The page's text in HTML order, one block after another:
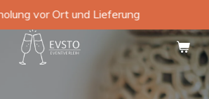
vor Ort und Lieferung